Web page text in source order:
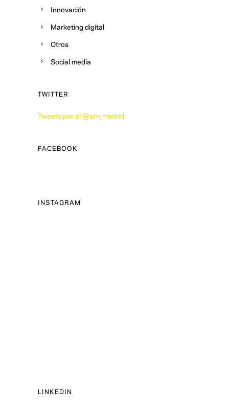
Innovación
Marketing digital
Otros
Social media
TWITTER
Tweets por el @arn_madrid.
FACEBOOK
INSTAGRAM
LINKEDIN